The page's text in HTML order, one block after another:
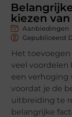
kiezen
Aanbiedingen
Gepubliceerd
Het toevoegen
veel voordelen
een verhoging
voordat je de
uitbreiding te
belangrijke